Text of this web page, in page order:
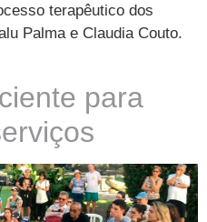
terapêutico dos
Palma e Claudia Couto.
para